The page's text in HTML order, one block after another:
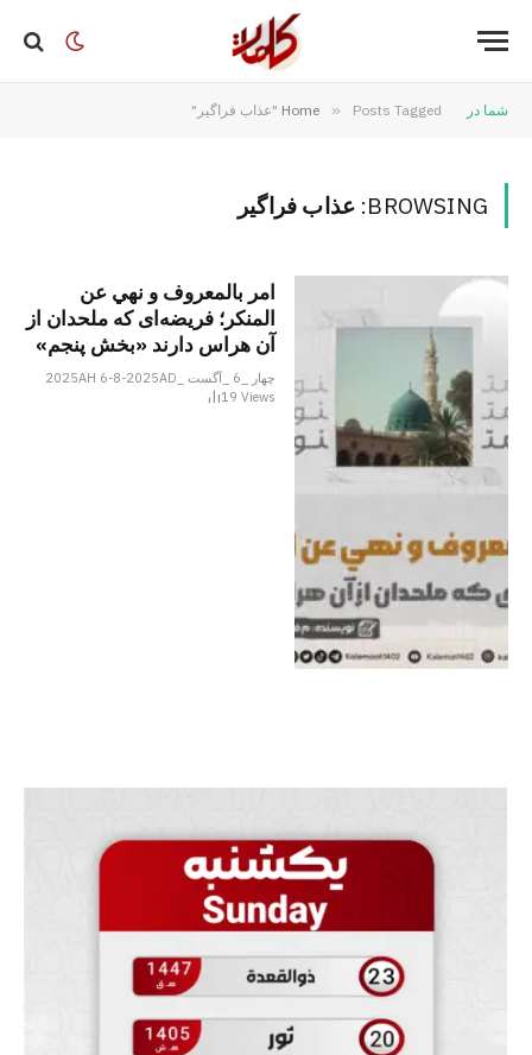
شما در Home » Posts Tagged "عذاب فراگیر"
BROWSING: عذاب فراگیر
امر بالمعروف و نهي عن
المنكر؛ فریضه‌ای که ملحدان از
آن هراس دارند «بخش پنجم»
چهار _6 _آگست _2025AH 6-8-2025AD
19Views